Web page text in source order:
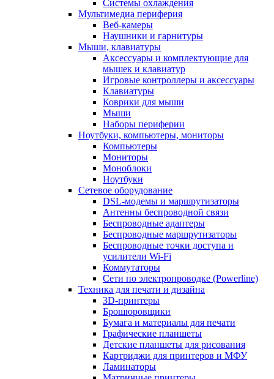
Системы охлаждения
Мультимедиа периферия
Веб-камеры
Наушники и гарнитуры
Мыши, клавиатуры
Аксессуары и комплектующие для
мышек и клавиатур
Игровые контроллеры и аксессуары
Клавиатуры
Коврики для мыши
Мыши
Наборы периферии
Ноутбуки, компьютеры, мониторы
Компьютеры
Мониторы
Моноблоки
Ноутбуки
Сетевое оборудование
DSL-модемы и маршрутизаторы
Антенны беспроводной связи
Беспроводные адаптеры
Беспроводные маршрутизаторы
Беспроводные точки доступа и
усилители Wi-Fi
Коммутаторы
Сети по электропроводке (Powerline)
Техника для печати и дизайна
3D-принтеры
Брошюровщики
Бумага и материалы для печати
Графические планшеты
Детские планшеты для рисования
Картриджи для принтеров и МФУ
Ламинаторы